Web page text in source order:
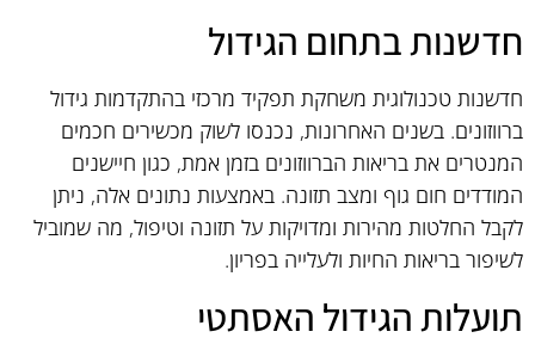
חדשנות בתחום הגידול
חדשנות טכנולוגית משחקת תפקיד מרכזי בהתקדמות גידול
ברווזונים. בשנים האחרונות, נכנסו לשוק מכשירים חכמים
המנטרים את בריאות הברווזונים בזמן אמת, כגון חיישנים
המודדים חום גוף ומצב תזונה. באמצעות נתונים אלה, ניתן
לקבל החלטות מהירות ומדויקות על תזונה וטיפול, מה שמוביל
לשיפור בריאות החיות ולעלייה בפריון.
תועלות הגידול האסתטי